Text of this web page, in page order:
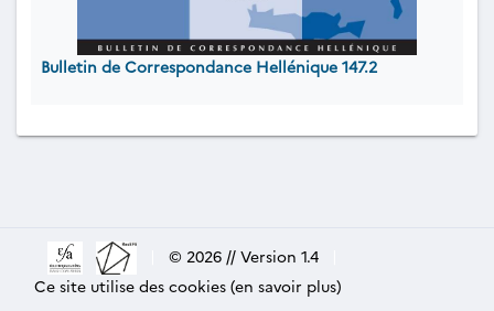
Bulletin de Correspondance Hellénique 147.2
© 2026 // Version 1.4
Ce site utilise des cookies (en savoir plus)